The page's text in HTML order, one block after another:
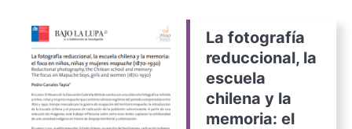
La fotografía
reduccional, la
escuela
chilena y la
memoria: el